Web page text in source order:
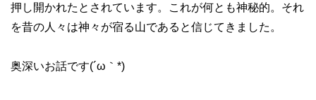
押し開かれたとされています。これが何とも神秘的。それ
を昔の人々は神々が宿る山であると信じてきました。
奥深いお話です(´ω｀*)